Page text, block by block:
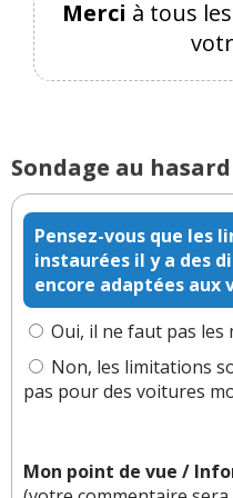
posera problème.
Réagir à
(Votre post sera
ParBobbyFR94(Date :
Merci à tous
Sondage au hasard
Pensez-vous que les
instaurées il y a des
encore adaptées aux
Oui, il ne faut pas les
Non, les limitations
pas pour des voitures
Mon point de vue /